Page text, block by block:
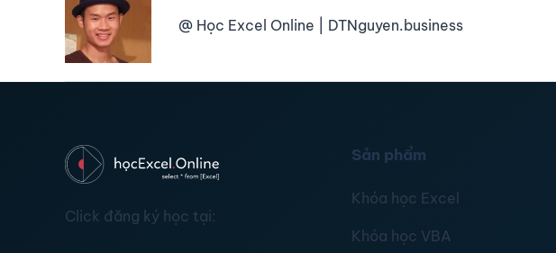
@ Học Excel Online | DTNguyen.business
Click đăng ký học tại:
Sản phẩm
Khóa học Excel
Khóa học VBA